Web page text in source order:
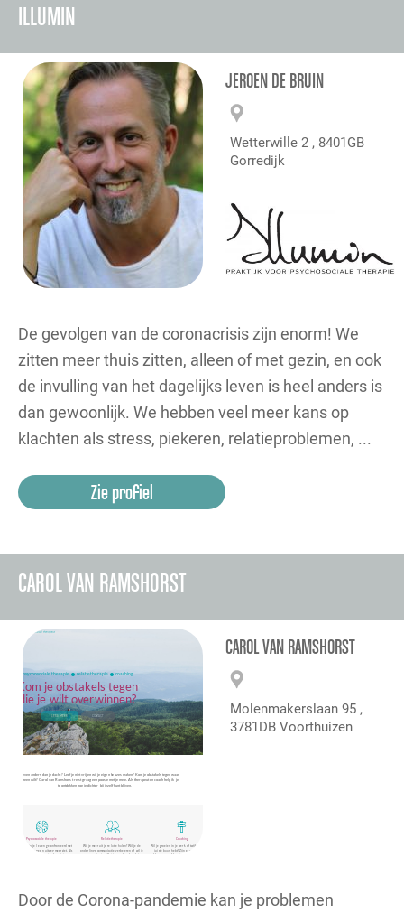
ILLUMIN
JEROEN DE BRUIN
Wetterwille 2 , 8401GB
Gorredijk
De gevolgen van de coronacrisis zijn enorm! We
zitten meer thuis zitten, alleen of met gezin, en ook
de invulling van het dagelijks leven is heel anders is
dan gewoonlijk. We hebben veel meer kans op
klachten als stress, piekeren, relatieproblemen, ...
Zie profiel
CAROL VAN RAMSHORST
CAROL VAN RAMSHORST
Molenmakerslaan 95 ,
3781DB Voorthuizen
Door de Corona-pandemie kan je problemen